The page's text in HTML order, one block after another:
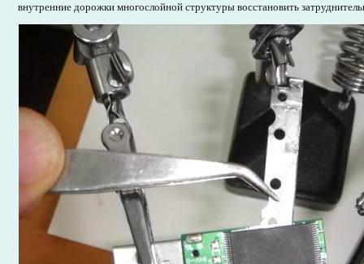
внутренние дорожки многослойной структуры восстановить